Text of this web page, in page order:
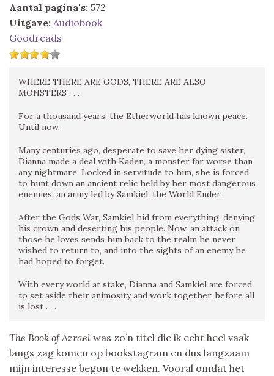
Aantal pagina's: 572
Uitgave: Audiobook
Goodreads
WHERE THERE ARE GODS, THERE ARE ALSO
MONSTERS . . .
For a thousand years, the Etherworld has known peace.
Until now.
Many centuries ago, desperate to save her dying sister,
Dianna made a deal with Kaden, a monster far worse than
any nightmare. Locked in servitude to him, she is forced
to hunt down an ancient relic held by her most dangerous
enemies: an army led by Samkiel, the World Ender.
After the Gods War, Samkiel hid from everything, denying
his crown and deserting his people. Now, an attack on
those he loves sends him back to the realm he never
wished to return to, and into the sights of an enemy he
had hoped to forget.
With every world at stake, Dianna and Samkiel are forced
to set aside their animosity and work together, before all
is lost . . .
The Book of Azrael was zo’n titel die ik echt heel vaak
langs zag komen op bookstagram en dus langzaam
mijn interesse begon te wekken. Vooral omdat het